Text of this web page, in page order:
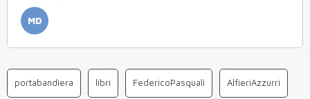
MD
portabandiera libri FedericoPasquali AlfieriAzzurri